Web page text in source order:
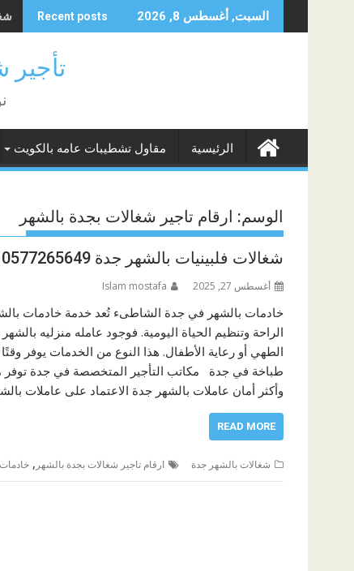
to
السبت, أغسطس 8, 2026 Recent posts
تأجير
الرئيسية مقاول تشطيبات عامه بالكويت
الوسم: ارقام تاجير شغالات بجدة بالشهر
شغالات فلبينيات بالشهر جدة 0577265649
أغسطس 27, 2025 Islam mostafa
خادمات بالشهر في جدة الشاطىء تُعد خدمة خادمات
الراحة وتنظيم الحياة اليومية. فوجود عامله منزليه
الطهي أو رعاية الأطفال. هذا النوع من الخدمات يوفر
طباخة في جدة مكاتب التأجير المتخصصة في جدة توفر
وأكثر أمان عاملات بالشهر جدة الاعتماد على عاملات
READ MORE
شغالات بالشهر جدة ارقام تاجير شغالات بجدة بالشهر ,